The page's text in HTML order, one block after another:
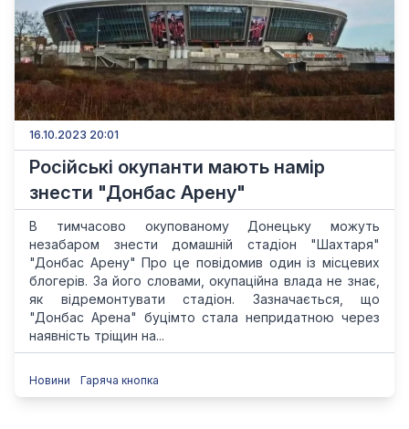
16.10.2023 20:01
Російські окупанти мають намір
знести "Донбас Арену"
В тимчасово окупованому Донецьку можуть
незабаром знести домашній стадіон "Шахтаря"
"Донбас Арену" Про це повідомив один із місцевих
блогерів. За його словами, окупаційна влада не знає,
як відремонтувати стадіон. Зазначається, що
"Донбас Арена" буцімто стала непридатною через
наявність тріщин на...
Новини Гаряча кнопка